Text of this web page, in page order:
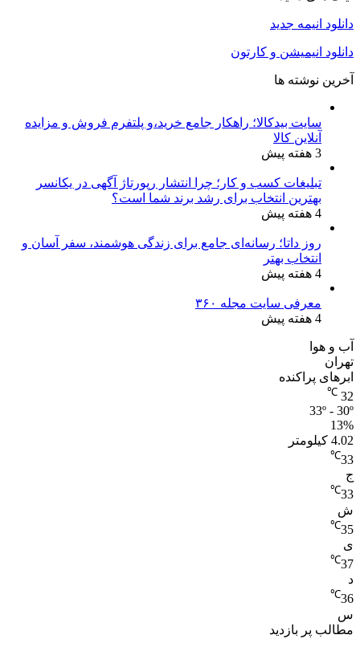
دانلود انیمه جدید
دانلود انیمیشن و کارتون
آخرین نوشته ها
سایت بیدکالا؛ راهکار جامع خرید،و پلتفرم فروش و مزایده
آنلاین کالا
3 هفته پیش
تبلیغات کسب و کار؛ چرا انتشار رپورتاژ آگهی در یکانسر
بهترین انتخاب برای رشد برند شما است؟
4 هفته پیش
روز داتا؛ رسانه‌ای جامع برای زندگی هوشمند، سفر آسان و
انتخاب بهتر
4 هفته پیش
معرفی سایت مجله ۳۶۰
4 هفته پیش
آب و هوا
تهران
ابرهای پراکنده
32
℃
33º - 30º
13%
4.02 کیلومتر
33
℃
ج
33
℃
ش
35
℃
ی
37
℃
د
36
℃
س
مطالب پر بازدید